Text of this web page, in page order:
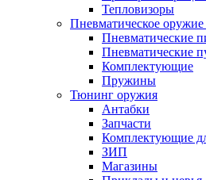
Тепловизоры
Пневматическое
Пневматические
Пневматические
Комплектующие
Пружины
Тюнинг оружия
Антабки
Запчасти
Комплектующие
ЗИП
Магазины